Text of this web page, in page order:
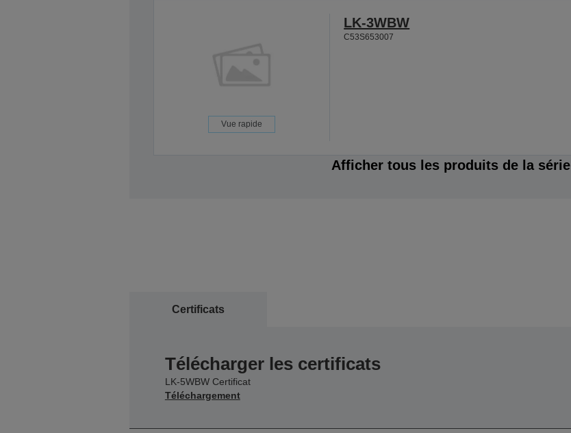
Vue rapide
LK-3WBW
C53S653007
Afficher tous les produits de la série
Certificats
Télécharger les certificats
LK-5WBW Certificat
Téléchargement